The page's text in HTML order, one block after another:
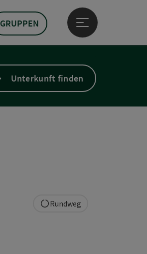
GRUPPEN
Hauptmenü öffnen
Unterkunft finden
Rundweg